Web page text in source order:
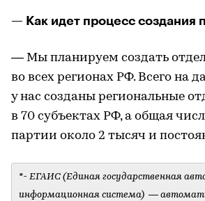
— Как идет процесс создания
— Мы планируем создать
во всех регионах РФ. Всего на
у нас созданы региональные
в 70 субъектах РФ, а общая
партии около 2 тысяч и
*- ЕГАИС (Единая государственная
информационная система) —